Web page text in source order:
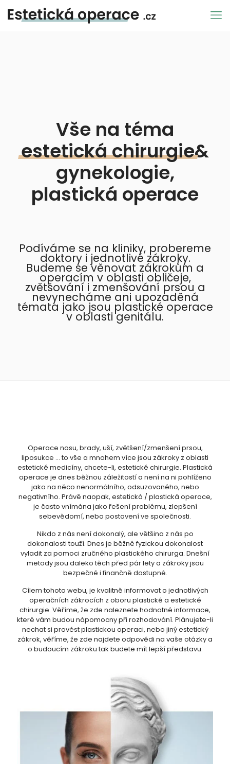
Vše na téma
estetickáchirurgie&
gynekologie,
plastická operace
Podíváme se na kliniky, probereme
doktory i jednotlivé zákroky.
Budeme se věnovat zákrokům a
operacím v oblasti obličeje,
zvětšování i zmenšování prsou a
nevynecháme ani upozaděná
témata jako jsou plastické operace
v oblasti genitálu.
Operace nosu, brady, uší, zvětšení/zmenšení prsou,
liposukce … to vše a mnohem více jsou zákroky z oblasti
estetické medicíny, chcete-li, estetické chirurgie. Plastická
operace je dnes běžnou záležitostí a není na ni pohlíženo
jako na něco nenormálního, odsuzovaného, nebo
negativního. Právě naopak, estetická / plastická operace,
je často vnímána jako řešení problému, zlepšení
sebevědomí, nebo postavení ve společnosti.
Nikdo z nás není dokonalý, ale většina z nás po
dokonalosti touží. Dnes je běžné fyzickou dokonalost
vyladit za pomoci zručného plastického chirurga. Dnešní
metody jsou daleko těch před pár lety a zákroky jsou
bezpečné i finančně dostupné.
Cílem tohoto webu, je kvalitně informovat o jednotlivých
operačních zákrocích z oboru plastické a estetické
chirurgie. Věříme, že zde naleznete hodnotné informace,
které vám budou nápomocny při rozhodování. Plánujete-li
nechat si provést plastickou operaci, nebo jiný estetický
zákrok, věříme, že zde najdete odpovědi na vaše otázky a
o budoucím zákroku tak budete mít lepší představu.